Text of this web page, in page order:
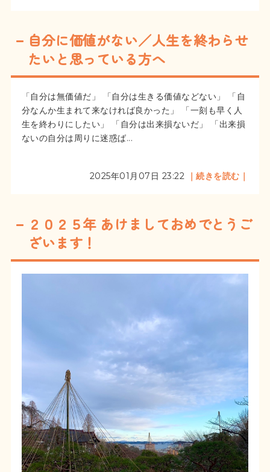
自分に価値がない／人生を終わらせ
たいと思っている方へ
「自分は無価値だ」 「自分は生きる価値などない」 「自
分なんか生まれて来なければ良かった」 「一刻も早く人
生を終わりにしたい」 「自分は出来損ないだ」 「出来損
ないの自分は周りに迷惑ば...
2025年01月07日 23:22 ｜続きを読む｜
２０２５年 あけましておめでとうご
ざいます！